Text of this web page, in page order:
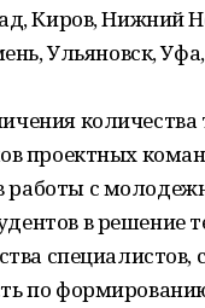
Киров, Нижний
Ульяновск,
количества
проектных
работы с
в решение
по